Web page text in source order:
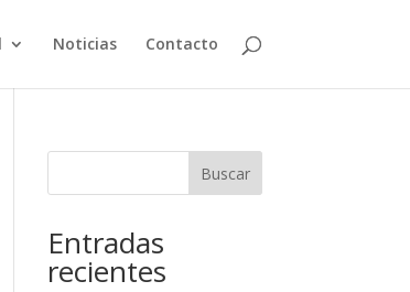
Noticias Contacto
Buscar
Entradas
recientes